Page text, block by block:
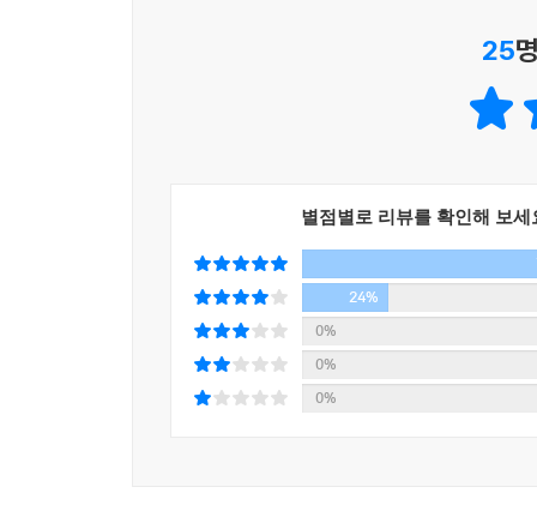
25
별점별로 리뷰를 확인해 보세
24%
0%
0%
0%